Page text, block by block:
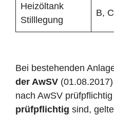
Heizöltank
Stilllegung
B,
Bei bestehenden
der AwSV
nach AwSV prüfpflichtig
prüfpflichtig sind,